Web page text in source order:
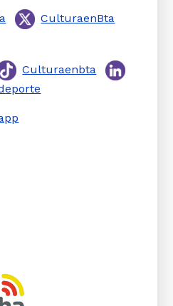
CulturaenBta
Culturaenbta